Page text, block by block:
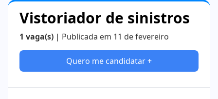
Vistoriador de sinistros
1 vaga(s) | Publicada em 11 de fevereiro
Quero me candidatar +